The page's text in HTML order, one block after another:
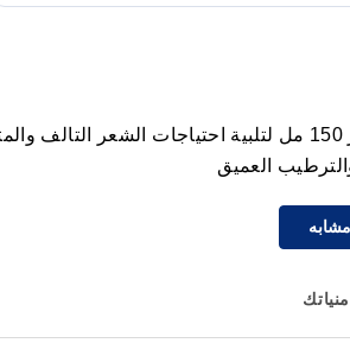
بانثوفيل مقوى للشعر 150 مل لتلبية احتياجات الشعر
العميق